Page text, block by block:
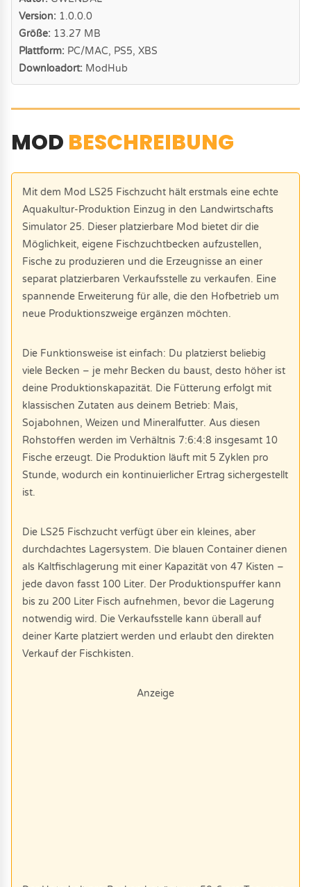
Version: 1.0.0.0
Größe: 13.27 MB
Plattform: PC/MAC, PS5, XBS
Downloadort: ModHub
MOD BESCHREIBUNG
Mit dem Mod LS25 Fischzucht hält erstmals eine echte
Aquakultur-Produktion Einzug in den Landwirtschafts
Simulator 25. Dieser platzierbare Mod bietet dir die
Möglichkeit, eigene Fischzuchtbecken aufzustellen,
Fische zu produzieren und die Erzeugnisse an einer
separat platzierbaren Verkaufsstelle zu verkaufen. Eine
spannende Erweiterung für alle, die den Hofbetrieb um
neue Produktionszweige ergänzen möchten.
Die Funktionsweise ist einfach: Du platzierst beliebig
viele Becken – je mehr Becken du baust, desto höher ist
deine Produktionskapazität. Die Fütterung erfolgt mit
klassischen Zutaten aus deinem Betrieb: Mais,
Sojabohnen, Weizen und Mineralfutter. Aus diesen
Rohstoffen werden im Verhältnis 7:6:4:8 insgesamt 10
Fische erzeugt. Die Produktion läuft mit 5 Zyklen pro
Stunde, wodurch ein kontinuierlicher Ertrag sichergestellt
ist.
Die LS25 Fischzucht verfügt über ein kleines, aber
durchdachtes Lagersystem. Die blauen Container dienen
als Kaltfischlagerung mit einer Kapazität von 47 Kisten –
jede davon fasst 100 Liter. Der Produktionspuffer kann
bis zu 200 Liter Fisch aufnehmen, bevor die Lagerung
notwendig wird. Die Verkaufsstelle kann überall auf
deiner Karte platziert werden und erlaubt den direkten
Verkauf der Fischkisten.
Anzeige